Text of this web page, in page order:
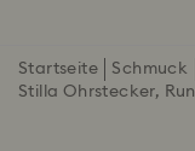
Startseite Schmuck
Stilla Ohrstecker,